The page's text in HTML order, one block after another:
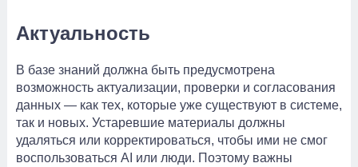
Актуальность
В базе знаний должна быть предусмотрена
возможность актуализации, проверки и согласования
данных — как тех, которые уже существуют в системе,
так и новых. Устаревшие материалы должны
удаляться или корректироваться, чтобы ими не смог
воспользоваться AI или люди. Поэтому важны